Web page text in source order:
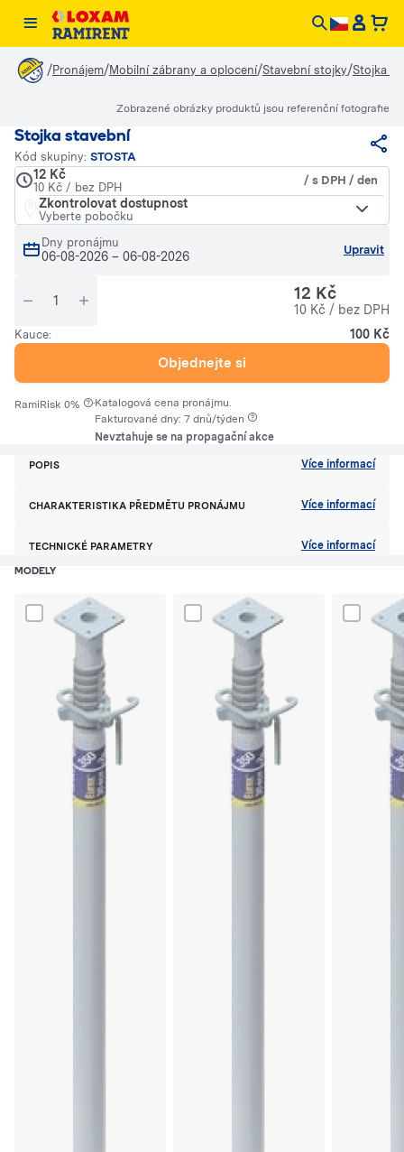
/Pronájem/Mobilní zábrany a oplocení/Stavební stojky/Stojka
Stojka stavební
Kód skupiny: STOSTA
12 Kč
10 Kč / bez DPH
/ s DPH / den
Zkontrolovat dostupnost
Vyberte pobočku
Dny pronájmu
06-08-2026 – 06-08-2026 Upravit
12 Kč
10 Kč / bez DPH
Kauce: 100 Kč
Objednejte si
RamiRisk 0% ·Katalogová cena pronájmu.
Fakturované dny: 7 dnů/týden
Nevztahuje se na propagační akce
Zobrazené obrázky produktů jsou referenční fotografie
POPIS Více informací
CHARAKTERISTIKA PŘEDMĚTU PRONÁJMU Více informací
TECHNICKÉ PARAMETRY Více informací
MODELY
Dodaj produkt Stojka stavební max. 3000mm Bednění stropní -
Dodaj produkt Stojka stavební max.
Dodaj